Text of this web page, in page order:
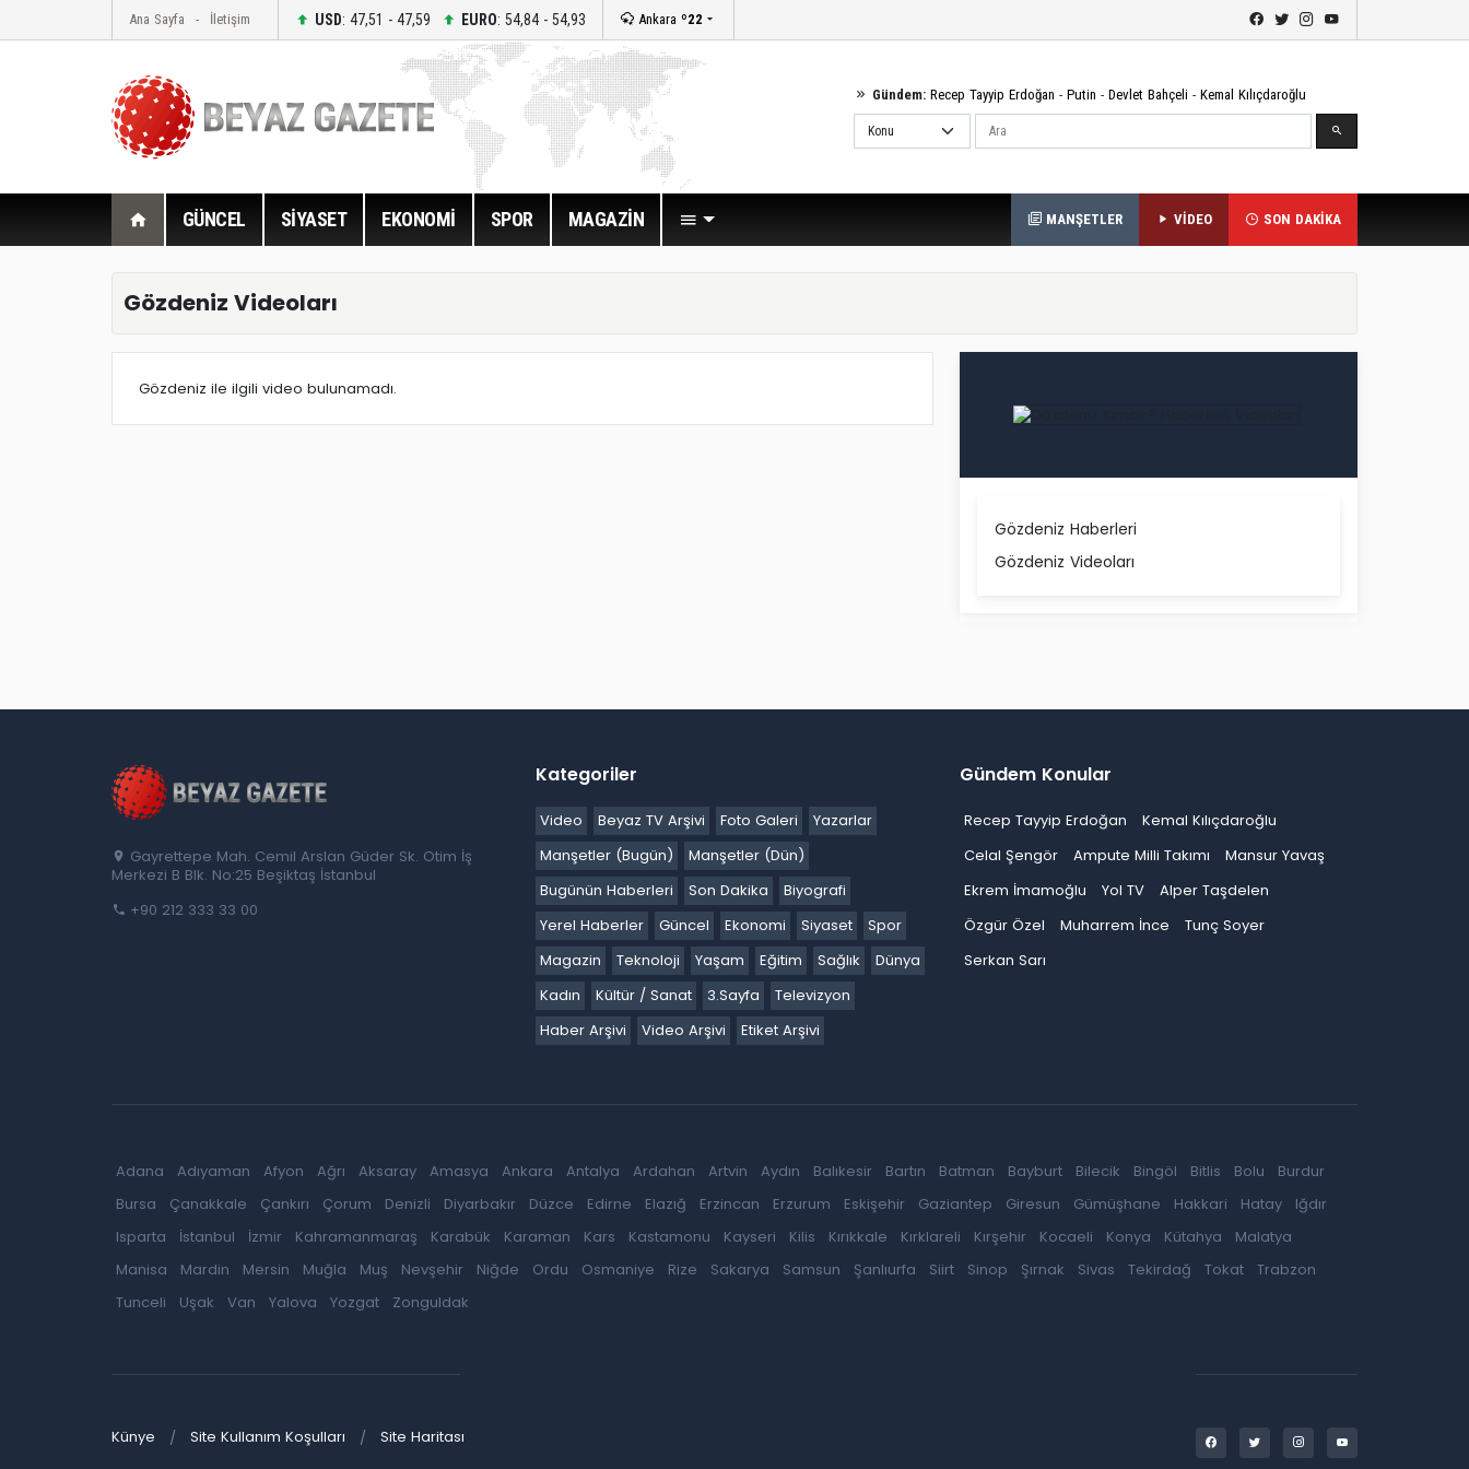
Ana Sayfa İletişim USD: 47,51 - 47,59 EURO: 54,84 - 54,93 Ankara º22
Gündem: Recep Tayyip Erdoğan - Putin - Devlet Bahçeli - Kemal Kılıçdaroğlu
Ara
GÜNCEL SİYASET EKONOMİ SPOR MAGAZİN MANŞETLER VİDEO SON DAKİKA
Gözdeniz Videoları
Gözdeniz ile ilgili video bulunamadı.
Gözdeniz Haberleri
Gözdeniz Videoları
Gayrettepe Mah. Cemil Arslan Güder Sk. Otim İş
Merkezi B Blk. No:25 Beşiktaş İstanbul
+90 212 333 33 00
Kategoriler
Video Beyaz TV Arşivi Foto Galeri
Yazarlar
Manşetler (Bugün)
Manşetler (Dün)
Bugünün Haberleri
Son Dakika
Biyografi
Yerel Haberler
Güncel Ekonomi Siyaset
Spor
Magazin
Teknoloji Yaşam Eğitim Sağlık
Dünya
Kadın
Kültür / Sanat 3.Sayfa
Televizyon
Haber Arşivi
Video Arşivi Etiket Arşivi
Gündem Konular
Recep Tayyip Erdoğan
Kemal Kılıçdaroğlu
Celal Şengör
Ampute Milli Takımı
Mansur Yavaş
Ekrem İmamoğlu
Yol TV
Alper Taşdelen
Özgür Özel
Muharrem İnce
Tunç Soyer
Serkan Sarı
Adana Adıyaman Afyon Ağrı Aksaray Amasya Ankara Antalya Ardahan Artvin Aydın Balıkesir Bartın Batman Bayburt Bilecik Bingöl Bitlis Bolu
Burdur
Bursa
Çanakkale Çankırı Çorum Denizli Diyarbakır Düzce Edirne Elazığ Erzincan Erzurum Eskişehir Gaziantep Giresun Gümüşhane Hakkari Hatay
Iğdır
Isparta
İstanbul İzmir Kahramanmaraş Karabük Karaman Kars Kastamonu Kayseri Kilis Kırıkkale Kırklareli Kırşehir Kocaeli Konya Kütahya
Malatya
Manisa
Mardin Mersin Muğla Muş Nevşehir Niğde Ordu Osmaniye Rize Sakarya Samsun Şanlıurfa Siirt Sinop Şırnak Sivas Tekirdağ Tokat
Trabzon
Tunceli
Uşak Van Yalova Yozgat Zonguldak
Künye Site Kullanım Koşulları Site Haritası